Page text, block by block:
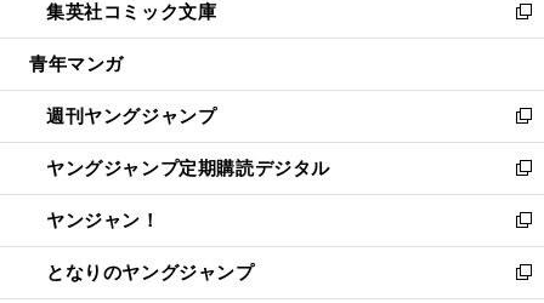
く
で
開
ド
ウ
開
く
ィ
ン
ウ
で
開
く
い
ウ
ン
ド
ウ
で
開
く
集英社コミック文庫
新
し
ウ
ィ
ン
ド
ウ
で
開
く
青年マンガ
週刊ヤングジャンプ
新
し
い
ウ
ィ
ン
ド
ヤングジャンプ定期購読デジタル
新
し
い
ウ
ィ
ヤンジャン！
新
し
い
となりのヤングジャンプ
新